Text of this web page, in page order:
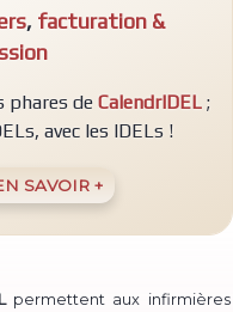
, facturation &
phares de CalendrIDEL ;
avec les IDELs !
SAVOIR +
permettent aux infirmières